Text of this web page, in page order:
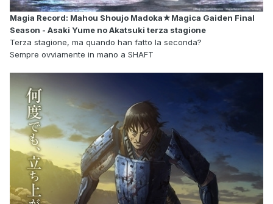
Magia Record: Mahou Shoujo Madoka★Magica Gaiden Final
Season - Asaki Yume no Akatsuki terza stagione
Terza stagione, ma quando han fatto la seconda?
Sempre ovviamente in mano a SHAFT